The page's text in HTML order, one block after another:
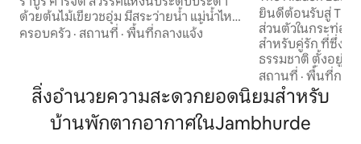
ด้วยต้นไม้เขียวชอุ่ม มีสระว่ายน้ำ แม่น้ำไหล
และปรากฏใน Hotelier India สร้างขึ้นด้วย
สำหรับการพักผ่อนในเมือง โดดเด่นด้วย
ความมุ่งมั่นที่จะรักษาสิ่งแวดล้อมอย่าง
ยั่งยืน วิลล่านี้สามารถรองรับผู้เข้าพักได้ 15
ครอบครัว · สถานที่ · พื้นที่กลางแจ้ง
และริมทะเลสาบ
ยินดีต้อนรับสู่ The
ส่วนตัวในกระท่อ
สำหรับคู่รัก ที่ซึ่งค
ธรรมชาติ ตั้งอยู่ท่
ภูเขา และน้ำตกต
🌊 สถานที่พักผ่อนแห่งนี้มี 🫴 ประสบการณ์
ในร่มและกลางแจ้
กองไฟ ดื่มด่ำกับส
ความทรงจำอันย
สถานที่ ·พื้นที่กลา
สิ่งอำนวยความสะดวกยอดนิยมสำหรับ
บ้านพักตากอากาศในJambhurde